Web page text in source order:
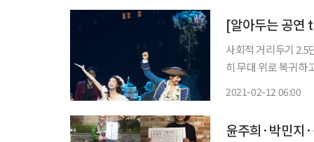
[알아두는 공연
사회적 거리두기 2.5
히 무대 위로 복귀하
2021-02-12 06:00